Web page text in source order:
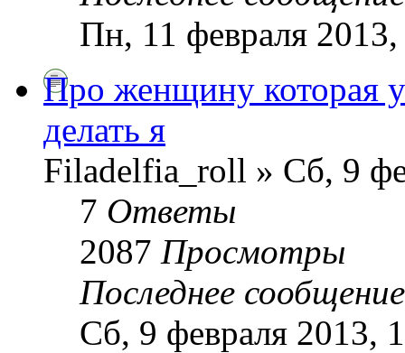
Пн, 11 февраля
Про женщину которая
делать я
Filadelfia_roll » Сб, 9
7 Ответы
2087 Просмотры
Последнее
Сб, 9 февраля 2013,